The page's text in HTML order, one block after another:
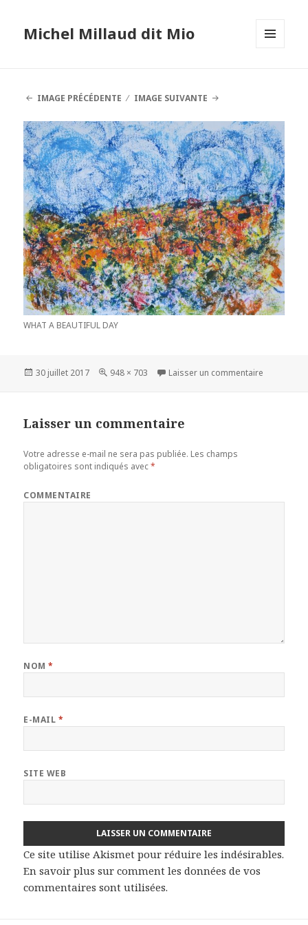
Michel Millaud dit Mio
IMAGE PRÉCÉDENTE
IMAGE SUIVANTE
WHAT A BEAUTIFUL DAY
Publié
30 juillet 2017
Taille
948 × 703 Laisser un commentaire
Laisser un commentaire
Votre adresse e-mail ne sera pas publiée. Les champs
obligatoires sont indiqués avec*
COMMENTAIRE
NOM*
E-MAIL *
SITE WEB
Ce site utilise Akismet pour réduire les indésirables.
En savoir plus sur comment les données de vos
commentaires sont utilisées.